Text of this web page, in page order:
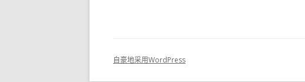
自豪地采用WordPress